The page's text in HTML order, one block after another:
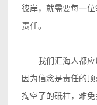
彼岸，就需要每一
责任。
我们汇海人都应以
因为信念是责任的
掏空了的砥柱，难免